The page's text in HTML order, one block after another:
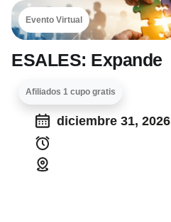
Evento Virtual
ESALES: Expande
Afiliados 1 cupo gratis
diciembre 31, 2026